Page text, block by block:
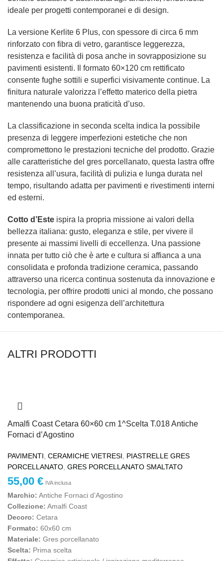
ideale per progetti contemporanei e di design.
La versione Kerlite 6 Plus, con spessore di circa 6 mm
rinforzato con fibra di vetro, garantisce leggerezza,
resistenza e facilità di posa anche in sovrapposizione su
pavimenti esistenti. Il formato 60×120 cm rettificato
consente fughe sottili e superfici visivamente continue. La
finitura naturale valorizza l’effetto materico della pietra
mantenendo una buona praticità d’uso.
La classificazione in seconda scelta indica la possibile
presenza di leggere imperfezioni estetiche che non
compromettono le prestazioni tecniche del prodotto. Grazie
alle caratteristiche del gres porcellanato, questa lastra offre
resistenza all’usura, facilità di pulizia e lunga durata nel
tempo, risultando adatta per pavimenti e rivestimenti interni
ed esterni.
Cotto d’Este ispira la propria missione ai valori della
bellezza italiana: gusto, eleganza e stile, per vivere il
presente ai massimi livelli di eccellenza. Una passione
innata per tutto ciò che è arte e cultura si affianca a una
consolidata e profonda tradizione ceramica, passando
attraverso una ricerca continua sostenuta da innovazione e
tecnologia, per offrire prodotti unici al mondo, che possano
rispondere ad ogni esigenza dell’architettura
contemporanea.
ALTRI PRODOTTI
Amalfi Coast Cetara 60×60 cm 1^Scelta T.018 Antiche
Fornaci d’Agostino
PAVIMENTI CERAMICHE VIETRESI
PIASTRELLE GRES
PORCELLANATO GRES PORCELLANATO SMALTATO
55,00 € IVA inclusa
Marchio: Antiche Fornaci d’Agostino
Collezione: Amalfi Coast
Decoro: Cetara
Formato: 60x60 cm
Materiale: Gres porcellanato
Scelta: Prima scelta